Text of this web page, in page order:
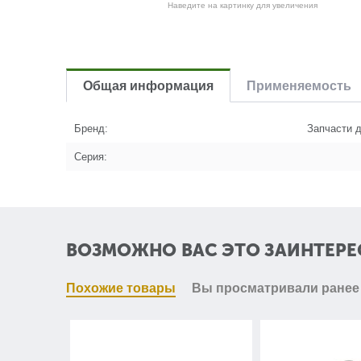
Наведите на картинку для увеличения
Общая информация Применяемость
Бренд: Запчасти
Серия:
ВОЗМОЖНО ВАС ЭТО
Похожие товары Вы просматривали ранее